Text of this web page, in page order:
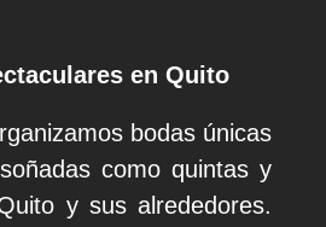
en Quito
bodas únicas
como quintas y
y sus alrededores.